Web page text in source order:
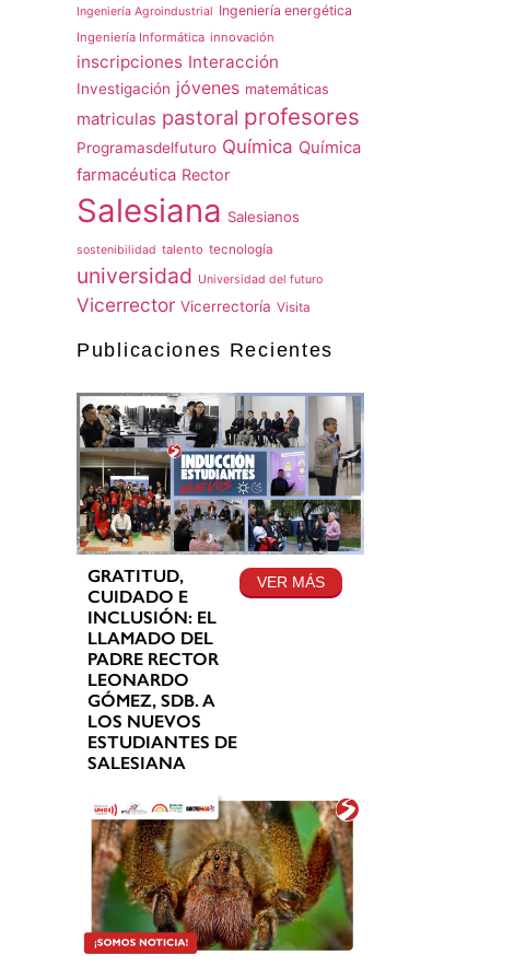
Ingeniería Agroindustrial Ingeniería energética
Ingeniería Informática innovación
inscripciones Interacción
Investigación jóvenes matemáticas
matriculas pastoral profesores
Programasdelfuturo Química Química
farmacéutica Rector
Salesiana Salesianos
sostenibilidad talento tecnología
universidad Universidad del futuro
Vicerrector Vicerrectoría Visita
Publicaciones Recientes
GRATITUD,
CUIDADO E
INCLUSIÓN: EL
LLAMADO DEL
PADRE RECTOR
LEONARDO
GÓMEZ, SDB. A
LOS NUEVOS
ESTUDIANTES DE
SALESIANA
VER MÁS